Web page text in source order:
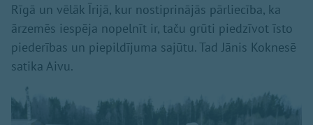
Rīgā un vēlāk Īrijā, kur nostiprinājās pārliecība, ka
ārzemēs iespēja nopelnīt ir, taču grūti piedzīvot īsto
piederības un piepildījuma sajūtu. Tad Jānis Koknesē
satika Aivu.